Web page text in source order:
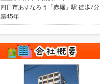
四日市あすなろう「赤堀」駅 徒歩7分
築45年